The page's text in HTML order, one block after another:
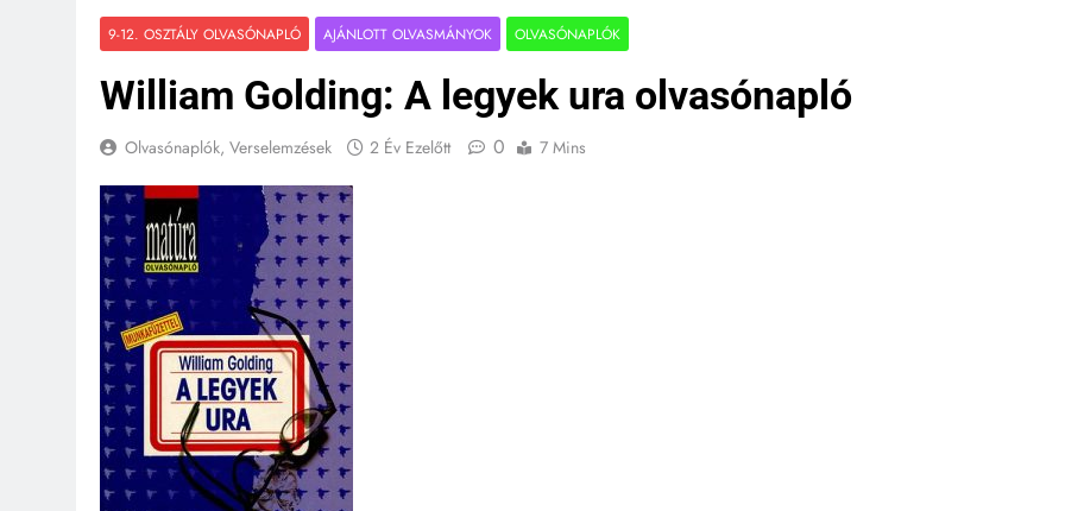
9-12. OSZTÁLY OLVASÓNAPLÓ AJÁNLOTT OLVASMÁNYOK OLVASÓNAPLÓK
William Golding: A legyek ura olvasónapló
Olvasónaplók, Verselemzések 2 Év Ezelőtt 0 7 Mins